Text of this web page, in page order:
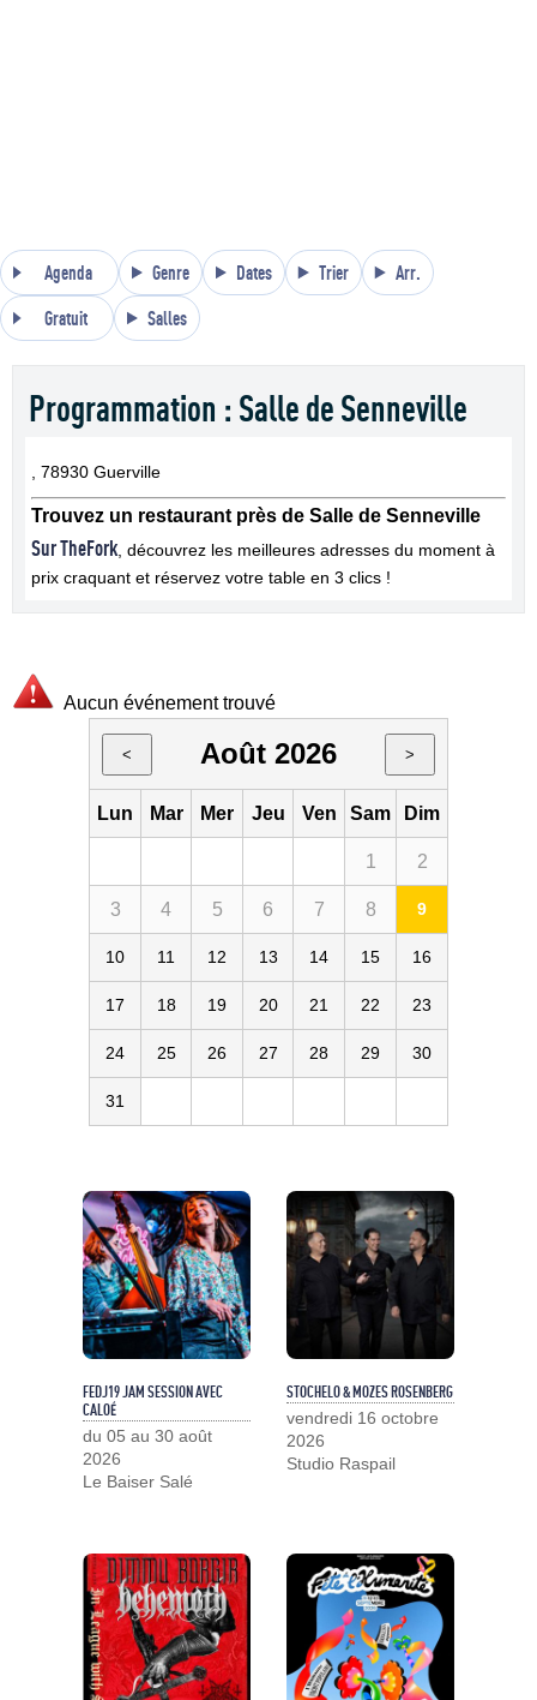
Agenda Genre Dates Trier Arr.
Gratuit Salles
Programmation : Salle de Senneville
, 78930 Guerville
Trouvez un restaurant près de Salle de Senneville
Sur TheFork , découvrez les meilleures adresses du moment à
prix craquant et réservez votre table en 3 clics !
Aucun événement trouvé
< Août 2026 >
Lun Mar Mer Jeu Ven Sam Dim
1 2
3 4 5 6 7 8 9
10 11 12 13 14 15 16
17 18 19 20 21 22 23
24 25 26 27 28 29 30
31
FEDJ19 JAM SESSION AVEC
CALOÉ
du 05 au 30 août
2026
Le Baiser Salé
STOCHELO & MOZES ROSENBERG
vendredi 16 octobre
2026
Studio Raspail